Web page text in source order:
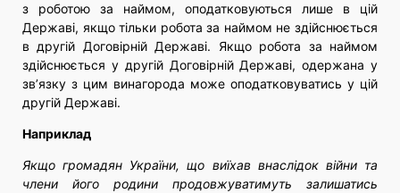
з роботою за наймом, оподатковуються лише в цій
Державі, якщо тільки робота за наймом не здійснюється
в другій Договірній Державі. Якщо робота за наймом
здійснюється у другій Договірній Державі, одержана у
зв’язку з цим винагорода може оподатковуватись у цій
другій Державі.
Наприклад
Якщо громадян України, що виїхав внаслідок війни та
члени його родини продовжуватимуть залишатись